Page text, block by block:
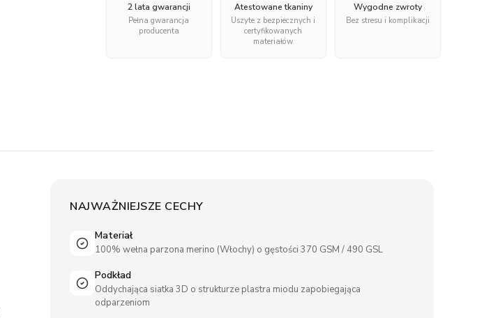
2 lata gwarancji
Pełna gwarancja
producenta
Atestowane tkaniny
Uszyte z bezpiecznych i
certyfikowanych
materiałów
Wygodne zwroty
Bez stresu i komplikacji
NAJWAŻNIEJSZE CECHY
Materiał
100% wełna parzona merino (Włochy) o gęstości 370 GSM / 490 GSL
Podkład
Oddychająca siatka 3D o strukturze plastra miodu zapobiegająca
odparzeniom